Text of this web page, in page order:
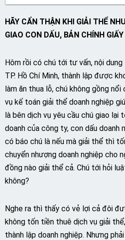
HÃY CẨN THẬN KHI GIẢI THỂ
GIAO CON DẤU, BẢN CHÍNH
Hôm rồi có chú tới tư vấn, nội
TP. Hồ Chí Minh, thành lập được
làm ăn thua lỗ, chú không gồng nổi
vụ kế toán giải thể doanh nghiệp
là bên dịch vụ yêu cầu chú giao lại
doanh của công ty, con dấu doanh
có báo chú là nếu mà giải thể thì
chuyển nhượng doanh nghiệp cho
đồng nào giải thể cả. Chú tới hỏi
không?
Nghe ra thì thấy có vẻ lợi cả đôi
không tốn tiền thuê dịch vụ giải
thành lập doanh nghiệp. Nhưng